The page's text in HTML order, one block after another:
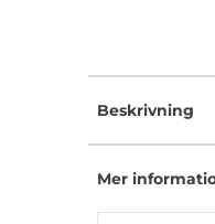
Beskrivning
Mer